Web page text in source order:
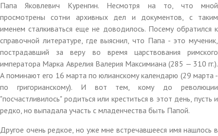
Папа Яковлевич Куренгин. Несмотря на то, что мной
просмотрены сотни архивных дел и документов, с таким
именем сталкиваться еще не доводилось. Посему обратился к
справочной литературе, где выяснил, что Папа - это мученик,
пострадавший за веру во время царствования римского
императора Марка Аврелия Валерия Максимиана (285 — 310 гг.).
А поминают его 16 марта по юлианскому календарю (29 марта -
по григорианскому). И вот тем, кому до революции
"посчастливилось" родиться или креститься в этот день, пусть и
редко, но выпадала участь с младенчества быть Папой.
Другое очень редкое, но уже мне встречавшееся имя нашлось в